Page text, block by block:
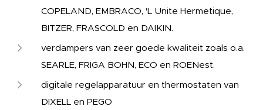
COPELAND, EMBRACO, 'L Unite Hermetique,
BITZER, FRASCOLD en DAIKIN.
verdampers van zeer goede kwaliteit zoals o.a.
SEARLE, FRIGA BOHN, ECO en ROENest.
digitale regelapparatuur en thermostaten van
DIXELL en PEGO